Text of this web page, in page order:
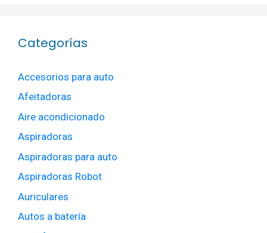
Categorías
Accesorios para auto
Afeitadoras
Aire acondicionado
Aspiradoras
Aspiradoras para auto
Aspiradoras Robot
Auriculares
Autos a batería